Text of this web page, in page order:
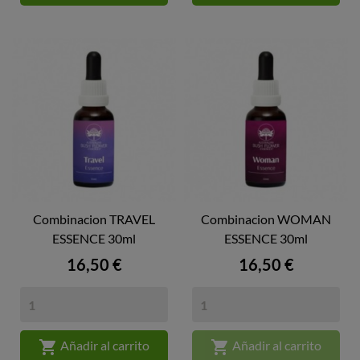
Combinacion TRAVEL
ESSENCE 30ml
Precio
16,50 €
 Añadir al carrito
Combinacion WOMAN
ESSENCE 30ml
Precio
16,50 €
 Añadir al carrito